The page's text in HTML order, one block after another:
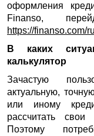
оформления
Finanso,
https://finanso.com/
В каких
калькулятор
Зачастую
актуальную,
или иному
рассчитать
Поэтому